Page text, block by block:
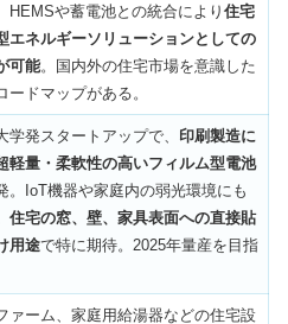
HEMSや蓄電池との統合により住宅
エネルギーソリューションとしての
可能。国内外の住宅市場を意識した
ードマップがある。
学発スタートアップで、 印刷製造に
軽量・柔軟性の高いフィルム型電池
。IoT機器や家庭内の弱光環境にも
住宅の窓、壁、家具表面への直接貼
用途で特に期待。2025年量産を目指
ァーム、家庭用給湯器などの住宅設